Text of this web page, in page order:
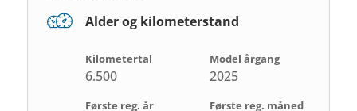
Alder og kilometerstand
Kilometertal
6.500
Model årgang
2025
Første reg. år Første reg. måned